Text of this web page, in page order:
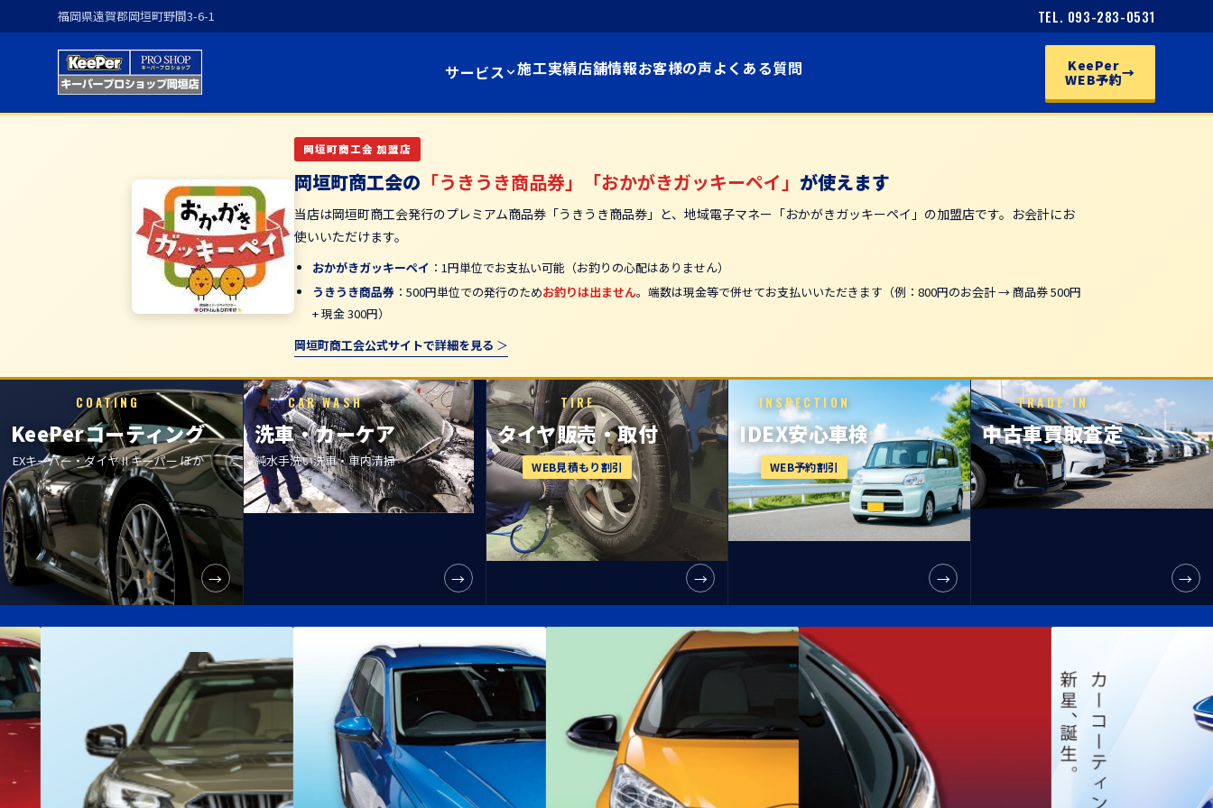
福岡県遠賀郡岡垣町野間3-6-1 TEL. 093-283-0531
サービス 施工実績店舗情報お客様の声よくある質問
KeePer
WEB予約→
岡垣町商工会 加盟店
岡垣町商工会の 「うきうき商品券」「おかがきガッキーペイ」 が使えます
当店は岡垣町商工会発行のプレミアム商品券「うきうき商品券」と、地域電子マネー「おかがきガッキーペイ」の加盟店です。お会計にお
使いいただけます。
おかがきガッキーペイ ：1円単位でお支払い可能（お釣りの心配はありません）
うきうき商品券 ：500円単位での発行のためお釣りは出ません。端数は現金等で併せてお支払いいただきます（例：800円のお会計 → 商品券 500円
+ 現金 300円）
岡垣町商工会公式サイトで詳細を見る
COATING
KeePerコーティング
EXキーパー・ダイヤⅡキーパー ほか
→
CAR WASH
洗車・カーケア
純水手洗い洗車・車内清掃
→
TIRE
タイヤ販売・取付
WEB見積もり割引
→
INSPECTION
IDEX安心車検
WEB予約割引
→
TRADE-IN
中古車買取査定
→